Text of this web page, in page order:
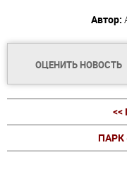
Автор:
ОЦЕНИТЬ НОВОСТЬ
ПАРК